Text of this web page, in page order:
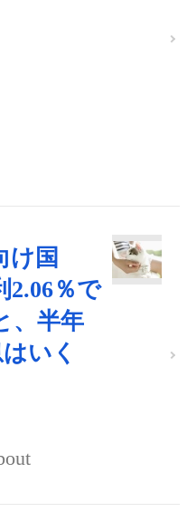
け国
2.06％で
、半年
いく